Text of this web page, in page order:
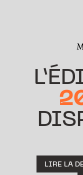
LIRE LA